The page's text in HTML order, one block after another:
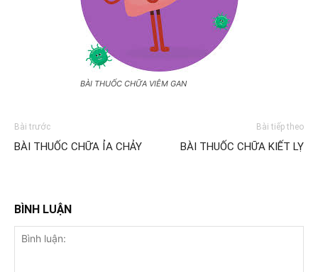
BÀI THUỐC CHỮA VIÊM GAN
Bài trước
BÀI THUỐC CHỮA ỈA CHẢY
Bài tiếp theo
BÀI THUỐC CHỮA KIẾT LỴ
BÌNH LUẬN